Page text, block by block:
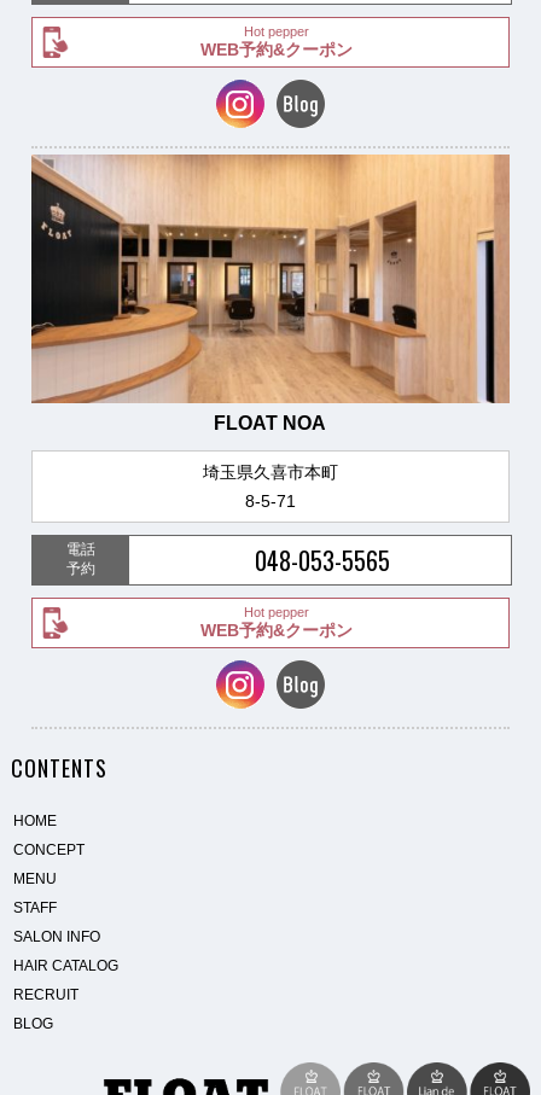
Hot pepper
WEB予約&クーポン
FLOAT NOA
埼玉県久喜市本町
8-5-71
電話
予約
048-053-5565
Hot pepper
WEB予約&クーポン
CONTENTS
HOME
CONCEPT
MENU
STAFF
SALON INFO
HAIR CATALOG
RECRUIT
BLOG